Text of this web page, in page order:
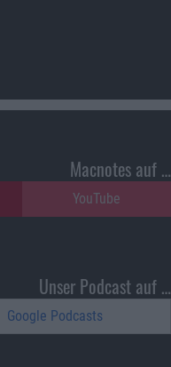
Macnotes auf …
YouTube
Unser Podcast auf …
Google Podcasts